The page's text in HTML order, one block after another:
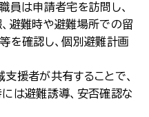
員は申請者宅を訪問し、
避難時や避難場所での留
を確認し、個別避難計画
援者が共有することで、
は避難誘導、安否確認な